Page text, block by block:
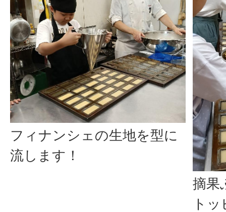
フィナンシェの生地を型に
流します！
摘果
ト